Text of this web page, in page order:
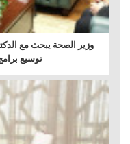
وزير الصحة يبحث مع
توسيع